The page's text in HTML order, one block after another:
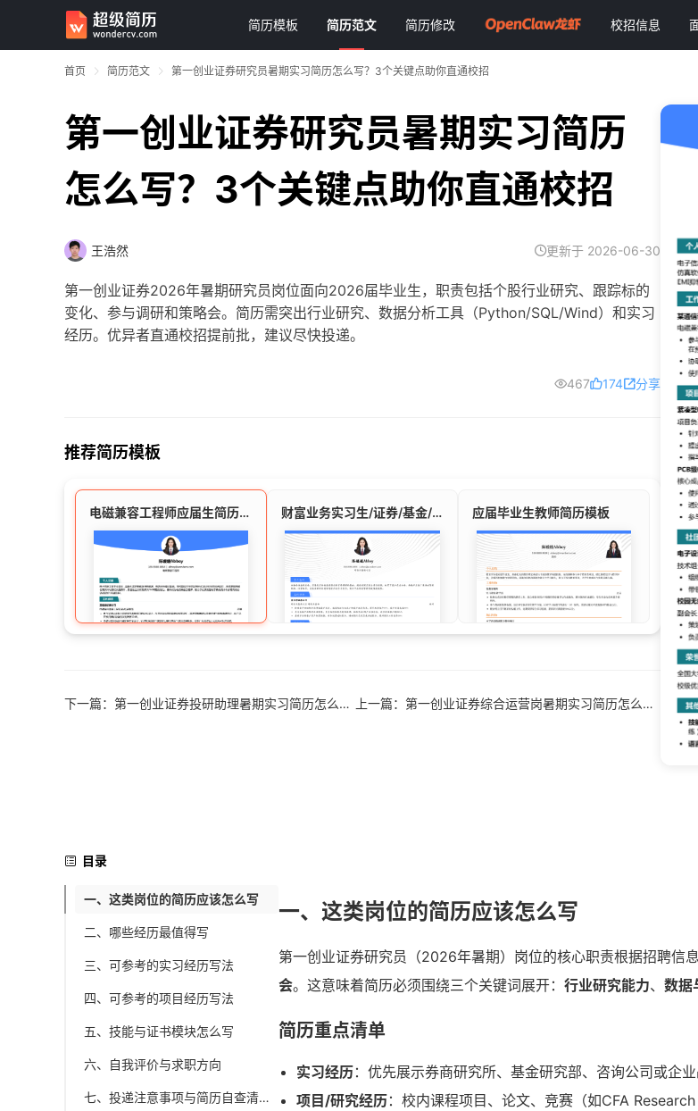
简历模板 简历范文 简历修改 校招信息
首页 简历范文 第一创业证券研究员暑期实习简历怎么写？3个关键点助你直通校招
第一创业证券研究员暑期实习简历
怎么写？3个关键点助你直通校招
王浩然 更新于 2026-06-30
第一创业证券2026年暑期研究员岗位面向2026届毕业生，职责包括个股行业研究、跟踪标的
变化、参与调研和策略会。简历需突出行业研究、数据分析工具（Python/SQL/Wind）和实习
经历。优异者直通校招提前批，建议尽快投递。
467 174 分享
推荐简历模板
电磁兼容工程师应届生简历模板 财富业务实习生/证券/基金/实习生简历模板 应届毕业生教师简历模板
下一篇：第一创业证券投研助理暑期实习简历怎么写？附范文与直通校招攻略 上一篇：第一创业证券综合运营岗暑期实习简历怎么写？3个关键点助你直通校招
目录
一、这类岗位的简历应该怎么写
二、哪些经历最值得写
三、可参考的实习经历写法
四、可参考的项目经历写法
五、技能与证书模块怎么写
六、自我评价与求职方向
七、投递注意事项与简历自查清单
一、这类岗位的简历应该怎么写
第一创业证券研究员（2026年暑期）岗位的核心职责根据招聘信息
会。这意味着简历必须围绕三个关键词展开： 行业研究能力、 数据
简历重点清单
实习经历：优先展示券商研究所、基金研究部、咨询公司或企
项目/研究经历：校内课程项目、论文、竞赛（如CFA